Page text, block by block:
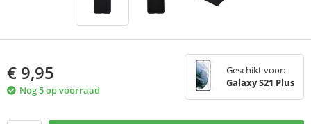
€ 9,95
Nog 5 op voorraad
Geschikt voor:
Galaxy S21 Plus